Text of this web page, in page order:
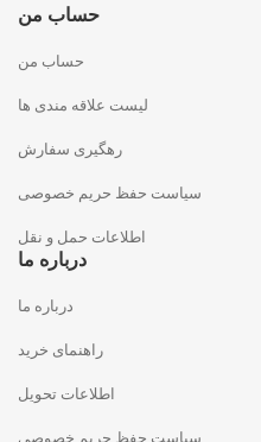
حساب من
حساب من
لیست علاقه مندی ها
رهگیری سفارش
سیاست حفظ حریم خصوصی
اطلاعات حمل و نقل
درباره ما
درباره ما
راهنمای خرید
اطلاعات تحویل